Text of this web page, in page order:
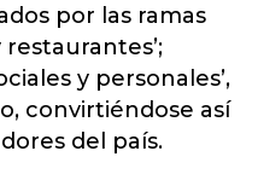
por las ramas
y personales’,
convirtiéndose así
del país.